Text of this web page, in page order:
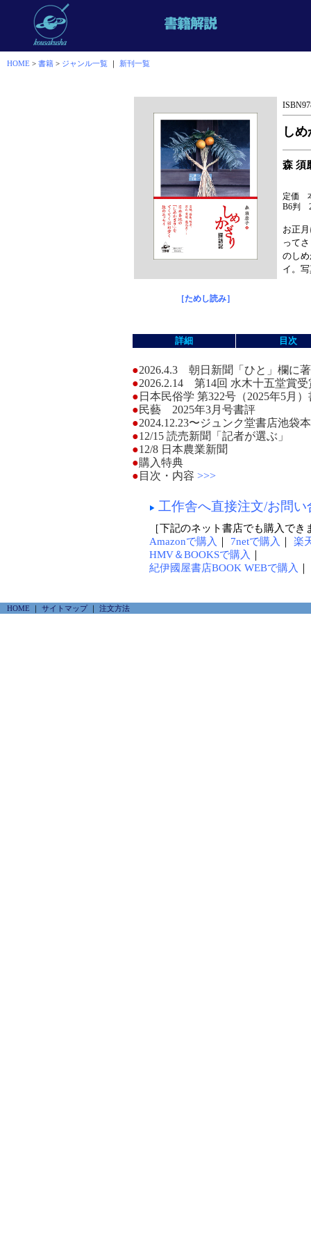
HOME > 書籍 > ジャンル一覧 ｜ 新刊一覧
し
森 須
定価
B6判
お正
って
のし
イ。
［ためし読み］
詳細 目次
●2026.4.3 朝日新聞「ひと」欄に
●2026.2.14 第14回 水木十五堂賞受
●日本民俗学 第322号（2025年5月
●民藝 2025年3月号書評
●2024.12.23〜ジュンク堂書店池袋
●12/15 読売新聞「記者が選ぶ」
●12/8 日本農業新聞
●購入特典
●目次・内容 >>>
工作舎へ直接注文/お問い
［下記のネット書店でも購入でき
Amazonで購入
7netで購入
楽
HMV＆BOOKSで購入
紀伊國屋書店BOOK WEBで購入
HOME ｜ サイトマップ｜ 注文方法